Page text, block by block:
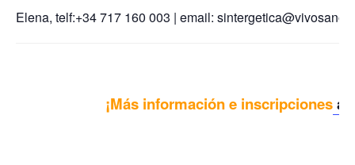
Elena, telf:+34 717 160 003 | email:
¡Más información e inscripciones